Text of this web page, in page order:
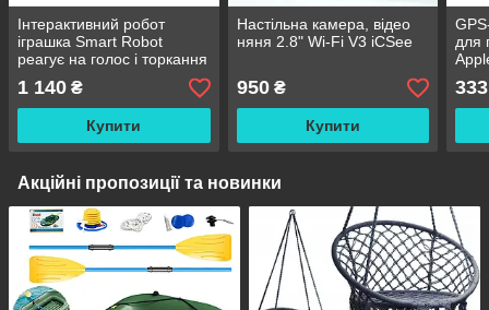
Інтерактивний робот
іграшка Smart Robot
реагує на голос і торкання
1 140 ₴
Купити
Настільна камера, відео
няня 2.8" Wi-Fi V3 iCSee
950₴
Купити
для
333
Акційні пропозиції та новинки